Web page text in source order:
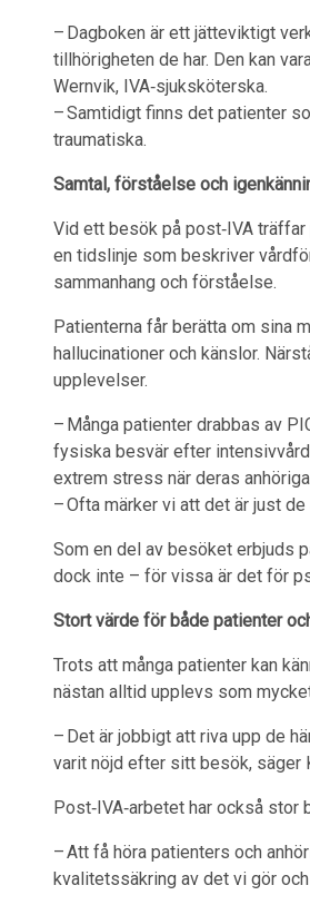
– Dagboken är ett jätteviktigt
tillhörigheten de har. Den kan
Wernvik, IVA‑sjuksköterska.
– Samtidigt finns det patienter
traumatiska.
Samtal, förståelse och
Vid ett besök på post‑IVA
en tidslinje som beskriver
sammanhang och förståelse.
Patienterna får berätta om sina
hallucinationer och känslor.
upplevelser.
– Många patienter drabbas av
fysiska besvär efter
extrem stress när deras
– Ofta märker vi att det är just
Som en del av besöket erbjuds
dock inte – för vissa är det för
Stort värde för både patienter
Trots att många patienter kan
nästan alltid upplevs som
– Det är jobbigt att riva upp de
varit nöjd efter sitt besök, säger
Post‑IVA‑arbetet har också
– Att få höra patienters och
kvalitetssäkring av det vi gör